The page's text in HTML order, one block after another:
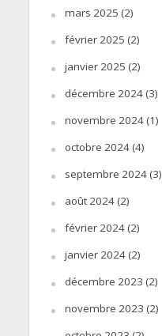
mars 2025 (2)
février 2025 (2)
janvier 2025 (2)
décembre 2024(3)
novembre 2024(1)
octobre 2024(4)
septembre 2024(3)
août 2024(2)
février 2024(2)
janvier 2024(2)
décembre 2023 (2)
novembre 2023 (2)